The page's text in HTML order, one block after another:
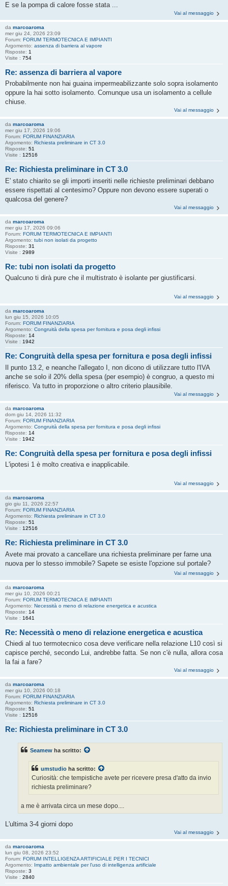
E se la pompa di calore fosse stata ...
Vai al messaggio
da marcoaroma
mer giu 24, 2026 23:09
Forum: FORUM TERMOTECNICA E IMPIANTI
Argomento: assenza di barriera al vapore
Risposte: 1
Visite : 754
Re: assenza di barriera al vapore
Probabilmente non hai guaina impermeabilizzante solo sopra isolamento
oppure la hai sotto isolamento. Comunque usa un isolamento a cellule
chiuse.
Vai al messaggio
da marcoaroma
mer giu 17, 2026 19:06
Forum: FORUM FINANZIARIA
Argomento: Richiesta preliminare in CT 3.0
Risposte: 51
Visite : 12516
Re: Richiesta preliminare in CT 3.0
E' stato chiarito se gli importi inseriti nelle richieste preliminari debbano
essere rispettati al centesimo? Oppure non devono essere superati o
qualcosa del genere?
Vai al messaggio
da marcoaroma
mer giu 17, 2026 09:06
Forum: FORUM TERMOTECNICA E IMPIANTI
Argomento: tubi non isolati da progetto
Risposte: 31
Visite : 2989
Re: tubi non isolati da progetto
Qualcuno ti dirà pure che il multistrato è isolante per giustificarsi.
Vai al messaggio
da marcoaroma
lun giu 15, 2026 10:05
Forum: FORUM FINANZIARIA
Argomento: Congruità della spesa per fornitura e posa degli infissi
Risposte: 14
Visite : 1942
Re: Congruità della spesa per fornitura e posa degli infissi
Il punto 13.2, e neanche l'allegato I, non dicono di utilizzare tutto l'IVA
anche se solo il 20% della spesa (per esempio) è congruo, a questo mi
riferisco. Va tutto in proporzione o altro criterio plausibile.
Vai al messaggio
da marcoaroma
dom giu 14, 2026 11:32
Forum: FORUM FINANZIARIA
Argomento: Congruità della spesa per fornitura e posa degli infissi
Risposte: 14
Visite : 1942
Re: Congruità della spesa per fornitura e posa degli infissi
L'ipotesi 1 è molto creativa e inapplicabile.
Vai al messaggio
da marcoaroma
gio giu 11, 2026 22:57
Forum: FORUM FINANZIARIA
Argomento: Richiesta preliminare in CT 3.0
Risposte: 51
Visite : 12516
Re: Richiesta preliminare in CT 3.0
Avete mai provato a cancellare una richiesta preliminare per farne una
nuova per lo stesso immobile? Sapete se esiste l'opzione sul portale?
Vai al messaggio
da marcoaroma
mer giu 10, 2026 00:21
Forum: FORUM TERMOTECNICA E IMPIANTI
Argomento: Necessità o meno di relazione energetica e acustica
Risposte: 14
Visite : 1641
Re: Necessità o meno di relazione energetica e acustica
Chiedi al tuo termotecnico cosa deve verificare nella relazione L10 così si
capisce perché, secondo Lui, andrebbe fatta. Se non c'è nulla, allora cosa
la fai a fare?
Vai al messaggio
da marcoaroma
mer giu 10, 2026 00:18
Forum: FORUM FINANZIARIA
Argomento: Richiesta preliminare in CT 3.0
Risposte: 51
Visite : 12516
Re: Richiesta preliminare in CT 3.0
Seamew ha scritto:
umstudio ha scritto:
Curiosità: che tempistiche avete per ricevere presa d'atto da invio
richiesta preliminare?
a me è arrivata circa un mese dopo....
L'ultima 3-4 giorni dopo
Vai al messaggio
da marcoaroma
lun giu 08, 2026 23:52
Forum: FORUM INTELLIGENZA ARTIFICIALE PER I TECNICI
Argomento: Impatto ambientale per l'uso di intelligenza artificiale
Risposte: 3
Visite : 2840